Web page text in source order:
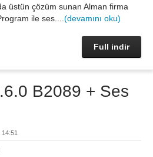
üstün çözüm sunan Alman firma
ile ses.... (devamını oku)
Full indir
B2089 + Ses